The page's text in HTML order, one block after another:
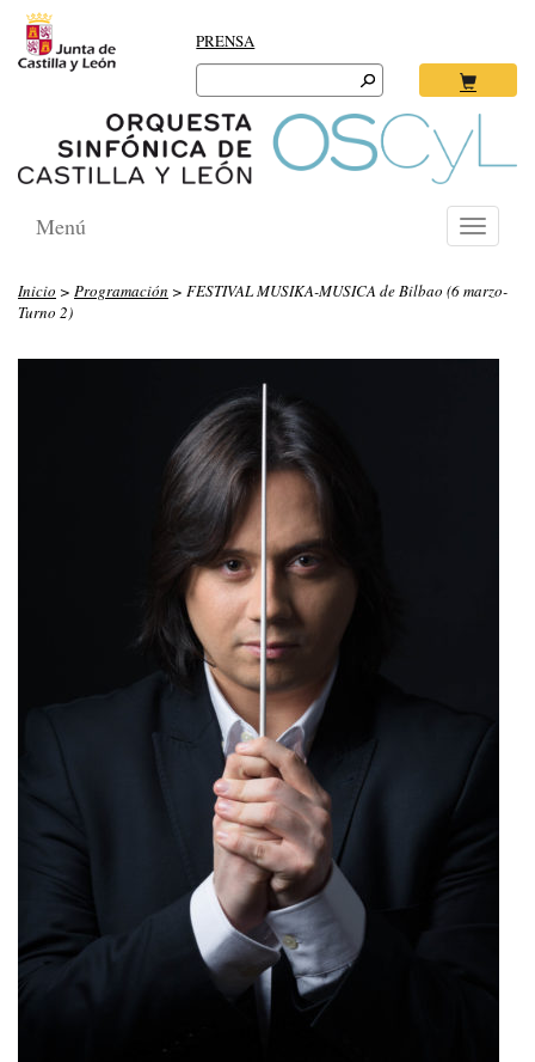
PRENSA
Search
for:
Toggle
Menú
Inicio > Programación > FESTIVAL MUSIKA-MUSICA de Bilbao (6 marzo-
Turno 2)